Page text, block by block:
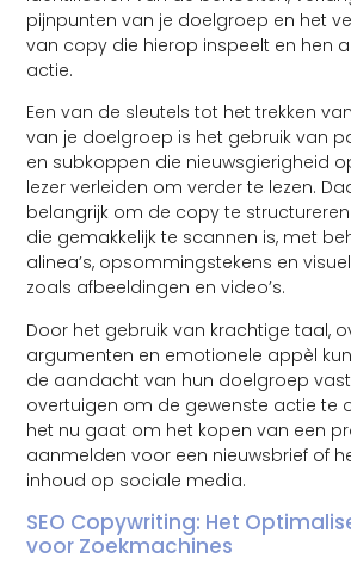
pijnpunten van je doelgroep en het
van copy die hierop inspeelt en hen
actie.
Een van de sleutels tot het trekken
van je doelgroep is het gebruik van
en subkoppen die nieuwsgierigheid
lezer verleiden om verder te lezen.
belangrijk om de copy te
die gemakkelijk te scannen is, met
alinea’s, opsommingstekens en
zoals afbeeldingen en video’s.
Door het gebruik van krachtige taal,
argumenten en emotionele appèl
de aandacht van hun doelgroep
overtuigen om de gewenste actie te
het nu gaat om het kopen van een
aanmelden voor een nieuwsbrief of
inhoud op sociale media.
SEO Copywriting: Het
voor Zoekmachines